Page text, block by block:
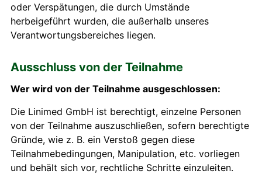
oder Verspätungen, die durch Umstände
herbeigeführt wurden, die außerhalb unseres
Verantwortungsbereiches liegen.
Ausschluss von der Teilnahme
Wer wird von der Teilnahme ausgeschlossen:
Die Linimed GmbH ist berechtigt, einzelne Personen
von der Teilnahme auszuschließen, sofern berechtigte
Gründe, wie z. B. ein Verstoß gegen diese
Teilnahmebedingungen, Manipulation, etc. vorliegen
und behält sich vor, rechtliche Schritte einzuleiten.